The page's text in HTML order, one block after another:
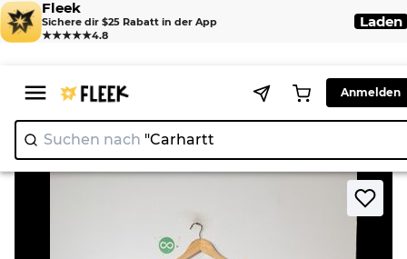
Fleek
Sichere dir $25 Rabatt in der App
★★★★★4.8
Laden
Anmelden
Suchen nach "Car
Home > Jean > Faded Glory Women's Bootcut Jeans